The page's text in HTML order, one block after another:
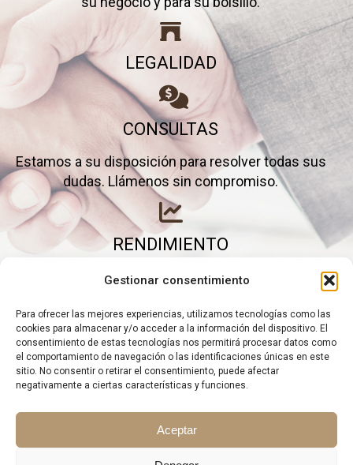
Gestionar consentimiento
Para ofrecer las mejores experiencias, utilizamos tecnologías como las
cookies para almacenar y/o acceder a la información del dispositivo. El
consentimiento de estas tecnologías nos permitirá procesar datos como
el comportamiento de navegación o las identificaciones únicas en este
sitio. No consentir o retirar el consentimiento, puede afectar
negativamente a ciertas características y funciones.
Aceptar
LEGALIDAD
CONSULTAS
Estamos a su disposición para resolver todas sus
dudas. Llámenos sin compromiso.
RENDIMIENTO
Elimine gastos inútiles y saque el máximo partido a